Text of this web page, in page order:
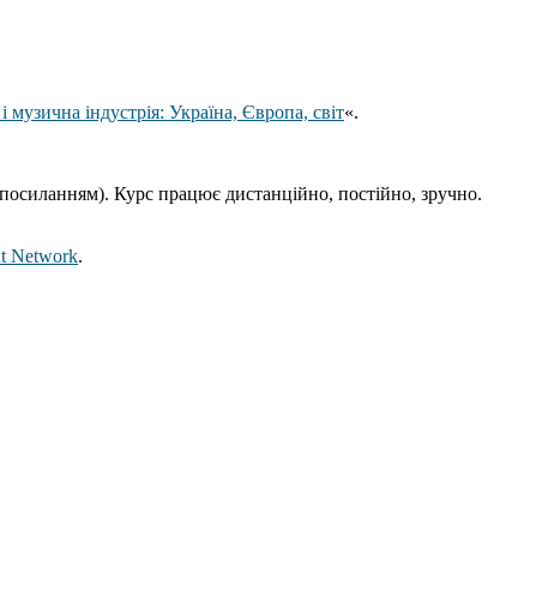
музична індустрія: Україна, Європа, світ«.
Курс працює дистанційно, постійно, зручно.
Network.